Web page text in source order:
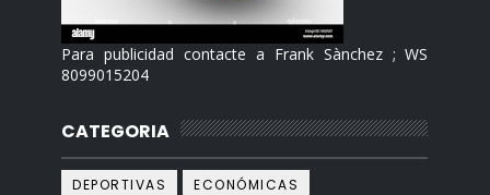
Para publicidad contacte a Frank Sànchez ; WS
8099015204
CATEGORIA
DEPORTIVAS
ECONÓMICAS